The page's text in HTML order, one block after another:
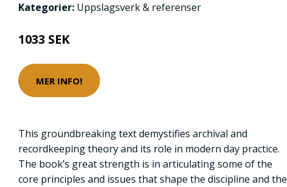
Kategorier: Uppslagsverk & referenser
1033 SEK
MER INFO!
This groundbreaking text demystifies archival and
recordkeeping theory and its role in modern day practice.
The book’s great strength is in articulating some of the
core principles and issues that shape the discipline and the